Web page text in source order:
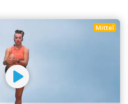
Mittel